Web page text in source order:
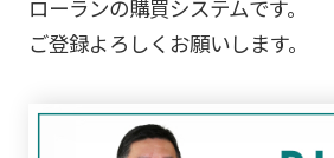
ローランの購買システムです。
ご登録よろしくお願いします。